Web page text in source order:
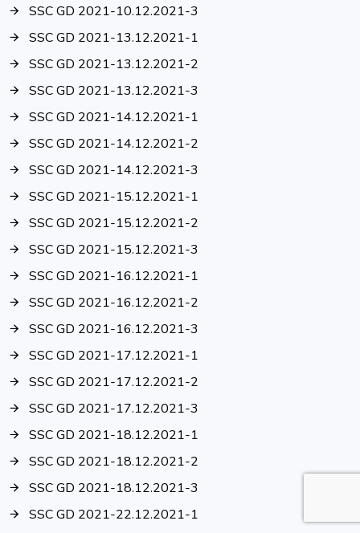
SSC GD 2021-10.12.2021-3
SSC GD 2021-13.12.2021-1
SSC GD 2021-13.12.2021-2
SSC GD 2021-13.12.2021-3
SSC GD 2021-14.12.2021-1
SSC GD 2021-14.12.2021-2
SSC GD 2021-14.12.2021-3
SSC GD 2021-15.12.2021-1
SSC GD 2021-15.12.2021-2
SSC GD 2021-15.12.2021-3
SSC GD 2021-16.12.2021-1
SSC GD 2021-16.12.2021-2
SSC GD 2021-16.12.2021-3
SSC GD 2021-17.12.2021-1
SSC GD 2021-17.12.2021-2
SSC GD 2021-17.12.2021-3
SSC GD 2021-18.12.2021-1
SSC GD 2021-18.12.2021-2
SSC GD 2021-18.12.2021-3
SSC GD 2021-22.12.2021-1